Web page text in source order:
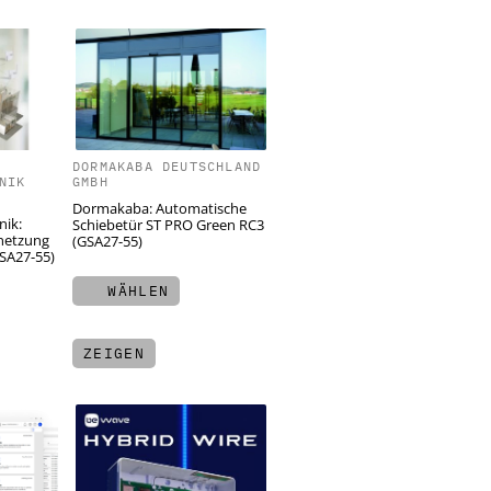
55)
DORMAKABA DEUTSCHLAND
GMBH
Dormakaba: Automatische
Schiebetür ST PRO Green RC3
(GSA27-55)
WÄHLEN
ZEIGEN